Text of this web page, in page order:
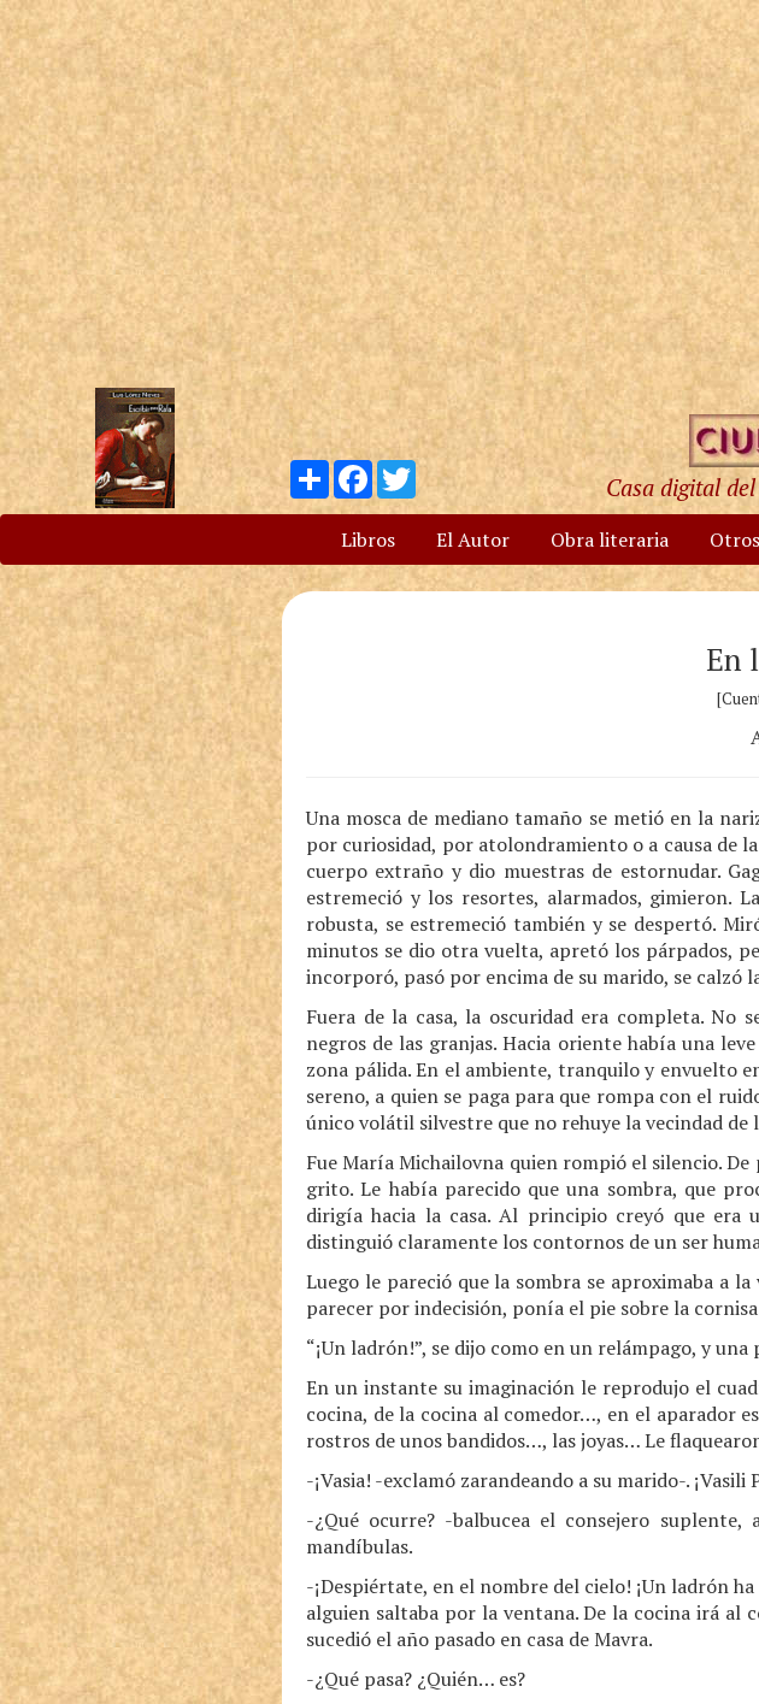
Compartir
Facebook
Twitter
Casa digital
Libros El Autor Obra literaria
En
Una mosca de mediano tamaño se metió en la
por curiosidad, por atolondramiento o a causa de
cuerpo extraño y dio muestras de estornudar.
estremeció y los resortes, alarmados, gimieron.
robusta, se estremeció también y se despertó.
minutos se dio otra vuelta, apretó los párpados,
incorporó, pasó por encima de su marido, se calzó
Fuera de la casa, la oscuridad era completa. No
negros de las granjas. Hacia oriente había una
zona pálida. En el ambiente, tranquilo y envuelto
sereno, a quien se paga para que rompa con el
único volátil silvestre que no rehuye la vecindad de
Fue María Michailovna quien rompió el silencio.
grito. Le había parecido que una sombra, que
dirigía hacia la casa. Al principio creyó que era
distinguió claramente los contornos de un ser
Luego le pareció que la sombra se aproximaba a
parecer por indecisión, ponía el pie sobre la
“¡Un ladrón!”, se dijo como en un relámpago, y
En un instante su imaginación le reprodujo el
cocina, de la cocina al comedor…, en el
rostros de unos bandidos…, las joyas… Le
-¡Vasia! -exclamó zarandeando a su marido-.
-¿Qué ocurre? -balbucea el consejero
mandíbulas.
-¡Despiértate, en el nombre del cielo! ¡Un ladrón
alguien saltaba por la ventana. De la cocina irá al
sucedió el año pasado en casa de Mavra.
-¿Qué pasa? ¿Quién… es?